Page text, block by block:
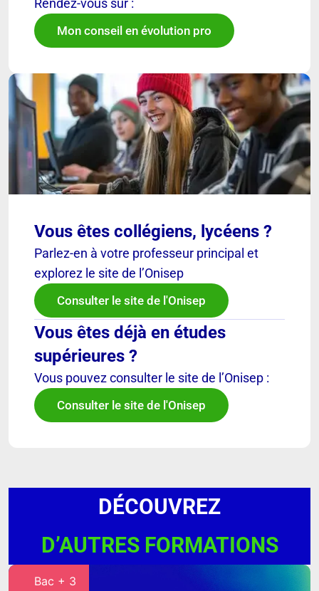
Rendez-vous sur :
Mon conseil en évolution pro
Vous êtes collégiens, lycéens ?
Parlez-en à votre professeur principal et
explorez le site de l’Onisep
Consulter le site de l'Onisep
Vous êtes déjà en études
supérieures ?
Vous pouvez consulter le site de l’Onisep :
Consulter le site de l'Onisep
DÉCOUVREZ
D’AUTRES FORMATIONS
Bac + 3